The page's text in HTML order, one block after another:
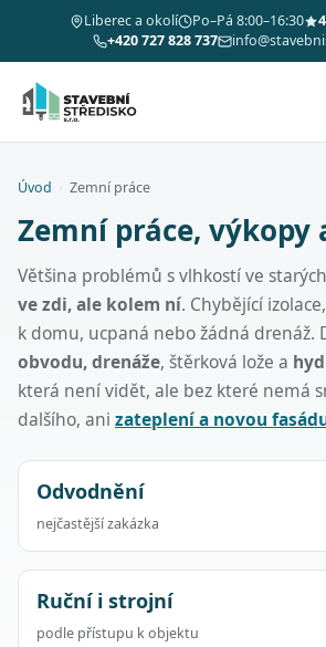
Liberec a okolí Po–Pá 8:00–16:30
+420 727 828 737
Úvod Zemní práce
Zemní práce, výkopy
Většina problémů s vlhkostí ve
ve zdi, ale kolem ní. Chybějící
k domu, ucpaná nebo žádná drenáž.
obvodu, drenáže, štěrková lože a
která není vidět, ale bez které nemá
dalšího, ani zateplení a novou
Odvodnění
nejčastější zakázka
Ruční i strojní
podle přístupu k objektu